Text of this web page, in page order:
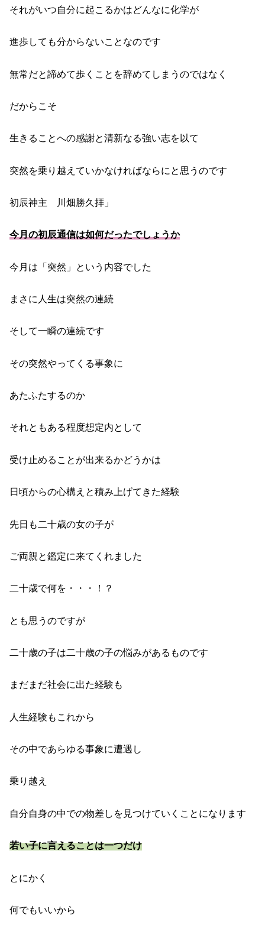
それがいつ自分に起こるかはどんなに化学が
進歩しても分からないことなのです
無常だと諦めて歩くことを辞めてしまうのではなく
だからこそ
生きることへの感謝と清新なる強い志を以て
突然を乗り越えていかなければならにと思うのです
初辰神主 川畑勝久拝」
今月の初辰通信は如何だったでしょうか
今月は「突然」という内容でした
まさに人生は突然の連続
そして一瞬の連続です
その突然やってくる事象に
あたふたするのか
それともある程度想定内として
受け止めることが出来るかどうかは
日頃からの心構えと積み上げてきた経験
先日も二十歳の女の子が
ご両親と鑑定に来てくれました
二十歳で何を・・・！？
とも思うのですが
二十歳の子は二十歳の子の悩みがあるものです
まだまだ社会に出た経験も
人生経験もこれから
その中であらゆる事象に遭遇し
乗り越え
自分自身の中での物差しを見つけていくことになります
若い子に言えることは一つだけ
とにかく
何でもいいから